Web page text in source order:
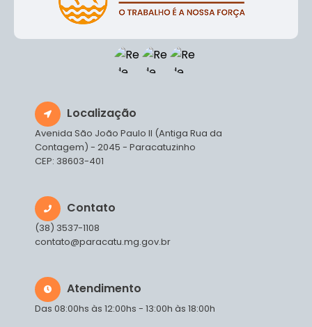
Localização
Avenida São João Paulo II (Antiga Rua da
Contagem) - 2045 - Paracatuzinho
CEP: 38603-401
Contato
(38) 3537-1108
contato@paracatu.mg.gov.br
Atendimento
Das 08:00hs às 12:00hs - 13:00h às 18:00h